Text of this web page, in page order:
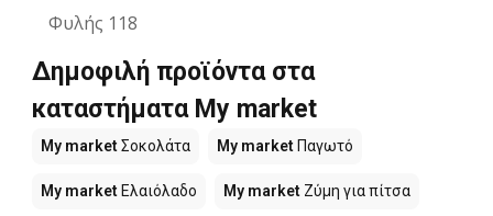
Φυλής 118
Δημοφιλή προϊόντα στα
καταστήματα My market
My marketΣοκολάτα My market Παγωτό
My market Ελαιόλαδο My market Ζύμη για πίτσα